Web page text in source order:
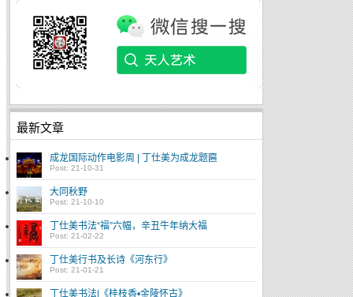
最新文章
成龙国际动作电影周 | 丁仕美为成龙题匾
Post: 21-10-31
大同秋野
Post: 21-10-10
丁仕美书法“福”六幅，辛丑牛年纳大福
Post: 21-02-22
丁仕美行书及长诗《河东行》
Post: 21-01-21
丁仕美书法|《桂枝香•金陵怀古》